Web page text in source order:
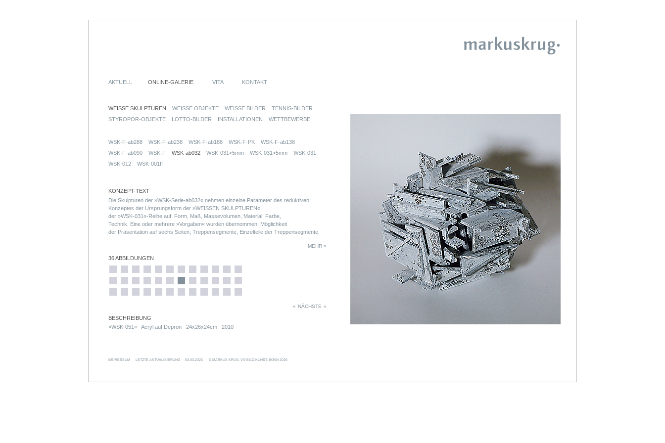
AKTUELL ONLINE-GALERIE VITA KONTAKT
WEISSE SKULPTUREN WEISSE OBJEKTE WEISSE BILDER
TENNIS-BILDER
STYROPOR-OBJEKTE
LOTTO-BILDER INSTALLATIONEN WETTBEWERBE
WSK-F-ab288 WSK-F-ab238 WSK-F-ab188 WSK-F-PK
WSK-F-ab138
WSK-F-ab090
WSK-F WSK-ab032 WSK-031<5mm WSK-031>5mm
WSK-031
WSK-012
WSK-001ff
KONZEPT-TEXT
Die Skulpturen der »WSK-Serie-ab032« nehmen einzelne Parameter des reduktiven
Konzeptes der Ursprungsform der »WEISSEN SKULPTUREN«
der »WSK-031«-Reihe auf: Form, Maß, Massevolumen, Material, Farbe,
Technik. Eine oder mehrere »Vorgaben« wurden übernommen: Möglichkeit
der Präsentation auf sechs Seiten, Treppensegmente, Einzelteile der Treppensegmente,
MEHR »
36 ABBILDUNGEN
»
NÄCHSTE
«
BESCHREIBUNG
»WSK-051« Acryl auf Depron 24x26x24cm 2010
IMPRESSUM LETZTE AKTUALISIERUNG 03.03.2026 © MARKUS KRUG, VG BILD-KUNST, BONN 2026